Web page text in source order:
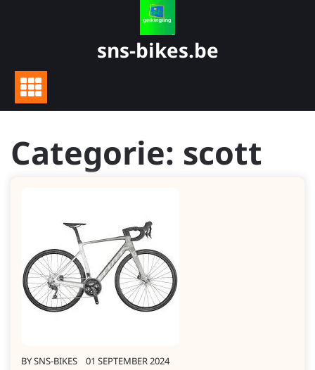
sns-bikes.be
Categorie: scott
BYSNS-BIKES 01 SEPTEMBER 2024